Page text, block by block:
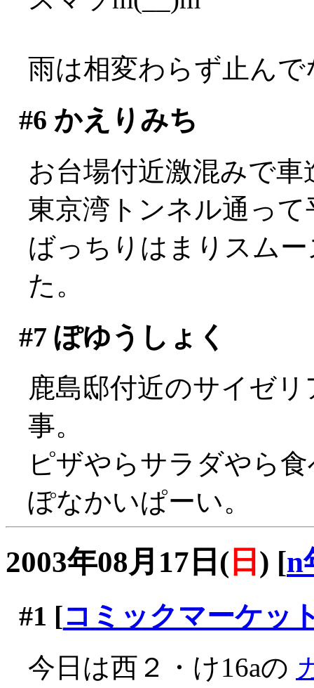
雨は相変わらず止ん
#6 かえりみち
お台場付近激混みで車
東京湾トンネル通っ
ばっちりはまりスム
た。
#7 ぽゆうしょく
鹿島邸付近のサイゼ
事。
ピザやらサラダやら
ぽなかいぱーい。
2003年08月17日( 日 ) [n
#1 [コミックマーケッ
今日は西２・け16aの